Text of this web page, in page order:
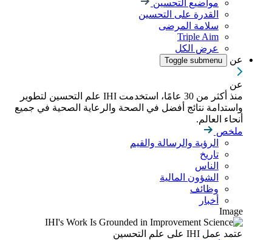
مواضيع التحسين
القدرة على التحسين
سلامة المرضى
Triple Aim
عرض الكل
عن
Toggle submenu
عن
منذ أكثر من 30 عامًا، استخدمت IHI علم التحسين لتطوير
واستدامة نتائج أفضل في الصحة والرعاية الصحية في جميع
أنحاء العالم.
ملخص
الرؤية والرسالة والقيم
تاريخ
الناس
الشؤون المالية
وظائف
أخبار
Image
عتمد عمل IHI على علم التحسين